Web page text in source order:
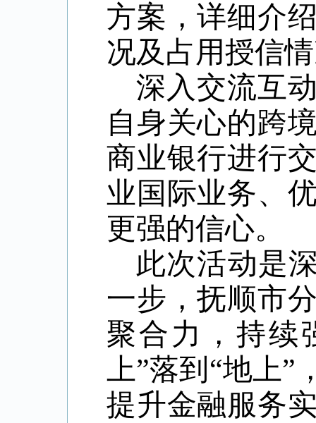
方案，详细介
况及占用授信
深入交流互
自身关心的跨
商业银行进行
业国际业务、
更强的信心。
此次活动是
一步，抚顺市
聚合力，持续
上”落到“地上
提升金融服务